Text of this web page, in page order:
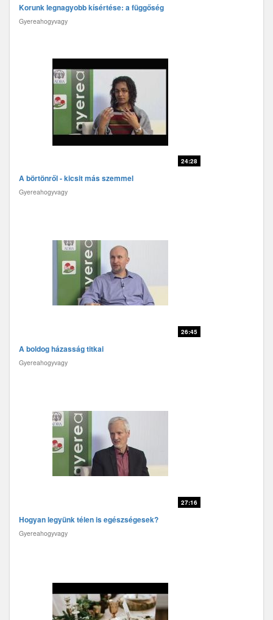
Korunk legnagyobb kísértése: a függőség
Gyereahogyvagy
24:28
A börtönről - kicsit más szemmel
Gyereahogyvagy
26:45
A boldog házasság titkai
Gyereahogyvagy
27:16
Hogyan legyünk télen is egészségesek?
Gyereahogyvagy